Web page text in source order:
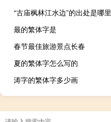
“古庙枫林江水边”的出处是哪里
最的繁体字是
春节最佳旅游景点长春
夏的繁体字怎么写的
涛字的繁体字多少画